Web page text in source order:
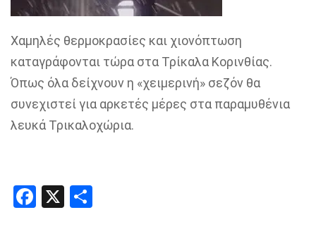
Χαμηλές θερμοκρασίες και χιονόπτωση
καταγράφονται τώρα στα Τρίκαλα Κορινθίας.
Όπως όλα δείχνουν η «χειμερινή» σεζόν θα
συνεχιστεί για αρκετές μέρες στα παραμυθένια
λευκά Τρικαλοχώρια.
Facebook
X